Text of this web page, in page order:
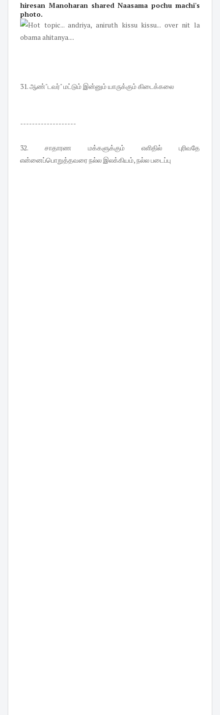
hiresan ManoharansharedNaasama pochu machi's
photo.
31. ஆண்"டவர்" மட்டும் இன்னும் யாருக்கும் கிடைக்கலை
-------------------
32. சாதாரண மக்களுக்கும் எளிதில் புரிவதே
என்னைப்பொறுத்தவரை நல்ல இலக்கியம், நல்ல படைப்பு